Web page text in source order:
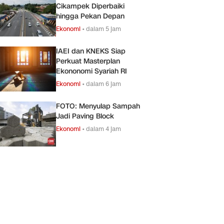
Cikampek Diperbaiki
hingga Pekan Depan
Ekonomi •dalam 5 jam
IAEI dan KNEKS Siap
Perkuat Masterplan
Ekononomi Syariah RI
Ekonomi •dalam 6 jam
FOTO: Menyulap Sampah
Jadi Paving Block
Ekonomi •dalam 4 jam